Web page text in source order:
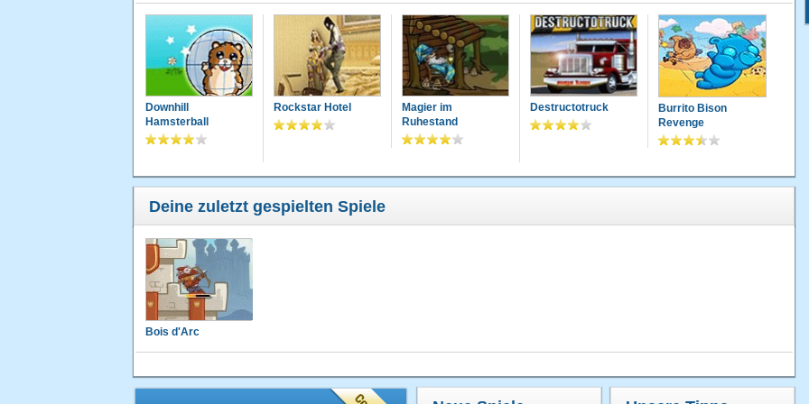
Downhill
Hamsterball
Rockstar Hotel
Magier im
Ruhestand
Destructotruck
Burrito Bison
Revenge
Deine zuletzt gespielten Spiele
Bois d'Arc